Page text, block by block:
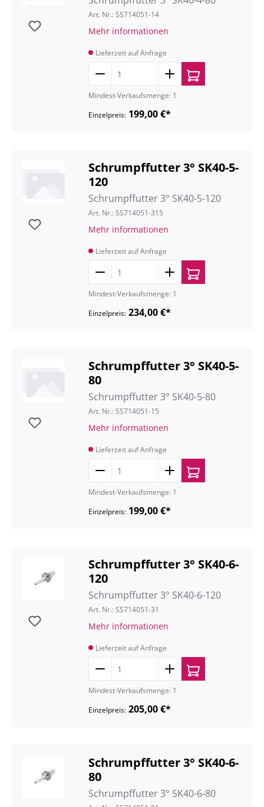
Art. Nr.: SS714051-14
Mehr informationen
Lieferzeit auf Anfrage
Mindest-Verkaufsmenge: 1
Einzelpreis: 199,00 €*
Schrumpffutter 3° SK40-5-
120
Schrumpffutter 3° SK40-5-120
Art. Nr.: SS714051-315
Mehr informationen
Lieferzeit auf Anfrage
Mindest-Verkaufsmenge: 1
Einzelpreis: 234,00 €*
Schrumpffutter 3° SK40-5-
80
Schrumpffutter 3° SK40-5-80
Art. Nr.: SS714051-15
Mehr informationen
Lieferzeit auf Anfrage
Mindest-Verkaufsmenge: 1
Einzelpreis: 199,00 €*
Schrumpffutter 3° SK40-6-
120
Schrumpffutter 3° SK40-6-120
Art. Nr.: SS714051-31
Mehr informationen
Lieferzeit auf Anfrage
Mindest-Verkaufsmenge: 1
Einzelpreis: 205,00 €*
Schrumpffutter 3° SK40-6-
80
Schrumpffutter 3° SK40-6-80